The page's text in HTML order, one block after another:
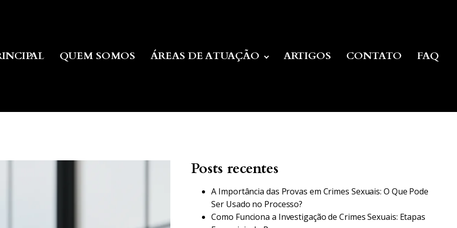
QUEM SOMOS ÁREAS DE ATUAÇÃO ARTIGOS CONTATO FAQ
Posts recentes
A Importância das Provas em Crimes Sexuais: O Que Pode
Ser Usado no Processo?
Como Funciona a Investigação de Crimes Sexuais: Etapas